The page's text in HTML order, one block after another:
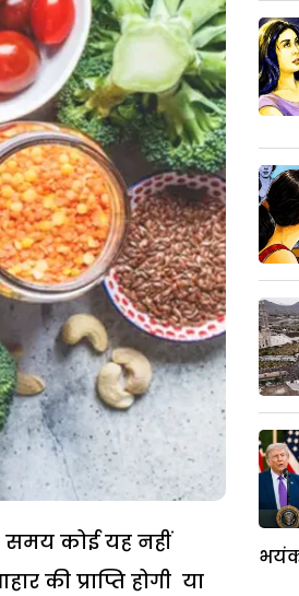
कोई यह नहीं
की प्राप्ति होगी या